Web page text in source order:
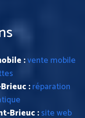
:vente mobile
:réparation
Brieuc :site web